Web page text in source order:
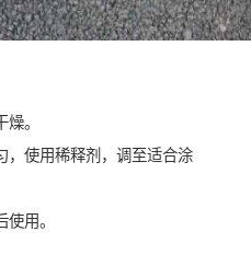
。
，使用稀释剂，调至适合涂
用。